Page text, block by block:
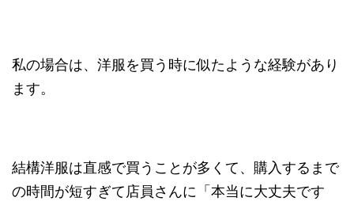
私の場合は、洋服を買う時に似たような経験があり
ます。
結構洋服は直感で買うことが多くて、購入するまで
の時間が短すぎて店員さんに「本当に大丈夫です